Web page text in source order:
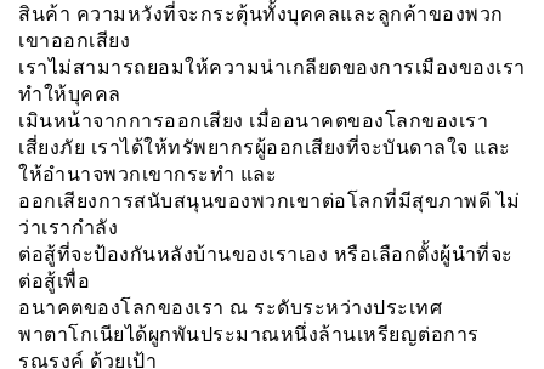
สินค้า ความหวังที่จะกระตุ้นทั้งบุคคลและลูกค้าของพวก
เขาออกเสียง
เราไม่สามารถยอมให้ความน่าเกลียดของการเมืองของเรา
ทำให้บุคคล
เมินหน้าจากการออกเสียง เมื่ออนาคตของโลกของเรา
เสี่ยงภัย เราได้ให้ทรัพยากรผู้ออกเสียงที่จะบันดาลใจ และ
ให้อำนาจพวกเขากระทำ และ
ออกเสียงการสนับสนุนของพวกเขาต่อโลกที่มีสุขภาพดี ไม่
ว่าเรากำลัง
ต่อสู้ที่จะป้องกันหลังบ้านของเราเอง หรือเลือกตั้งผู้นำที่จะ
ต่อสู้เพื่อ
อนาคตของโลกของเรา ณ ระดับระหว่างประเทศ
พาตาโกเนียได้ผูกพันประมาณหนึ่งล้านเหรียญต่อการ
รณรงค์ ด้วยเป้า